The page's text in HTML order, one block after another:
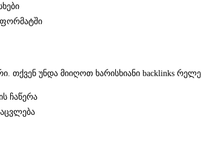
თქვენ უნდა მიიღოთ ხარისხიანი backlinks
ჩაწერა